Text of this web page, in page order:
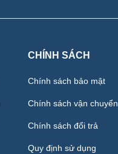
CHÍNH SÁCH
Chính sách bảo mật
Chính sách vận chuyển
Chính sách đổi trả
Quy định sử dụng